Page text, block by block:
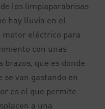
los limpiaparabrisas
hay lluvia en el
motor eléctrico para
con unas
brazos, que es donde
se van gastando en
es el que permite
a una